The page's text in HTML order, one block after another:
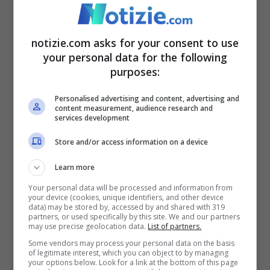
speciali partono da 170 euro a persona
fino a 200 ed è possibile integrarl
formaggi speciali e vini. Ovviamente il
menù alla carta è sempre disponibile e in
portate scelte.
notizie.com asks for your consent to use
your personal data for the following
purposes:
Personalised advertising and content, advertising and
content measurement, audience research and
services development
Store and/or access information on a device
Learn more
Your personal data will be processed and information from
your device (cookies, unique identifiers, and other device
data) may be stored by, accessed by and shared with 319
partners, or used specifically by this site. We and our partners
may use precise geolocation data. List of partners.
Some vendors may process your personal data on the basis
of legitimate interest, which you can object to by managing
your options below. Look for a link at the bottom of this page